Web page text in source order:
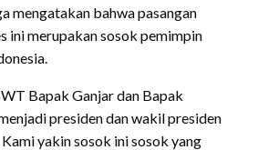
mengatakan bahwa pasangan
ini merupakan sosok pemimpin
Bapak Ganjar dan Bapak
presiden dan wakil presiden
yakin sosok ini sosok yang